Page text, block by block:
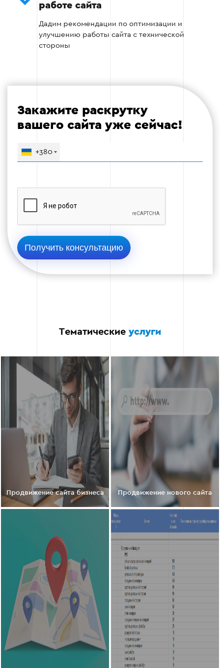
Оптимизируем метатеги, контент, внутреннюю
перелинковку и скорость загрузки страниц для
лучшей индексации поисковиками.
Этап 4
Этап 5 — Начнем наращивать
количество ссылок сайта
Выполним внешнюю оптимизацию путем
создания качественных обратных ссылок для
повышения авторитетности сайта в глазах
поисковых систем.
Этап 5
Этап 6 — Дадим рекомендации по
юзабилити
Проведем анализ удобства использования сайта
и представим рекомендации по улучшению
интерфейса для повышения конверсий и
содержания посетителей.
Анализ удобства использования сайта
UX/UI рекомендации
Тестирование
Этап 6
работе сайта
Дадим рекомендации по оптимизации и
улучшению работы сайта с технической
стороны
Закажите раскрутку
вашего сайта уже сейчас!
+380
Тематические услуги
Продвижение сайта бизнеса Продвижение нового сайта